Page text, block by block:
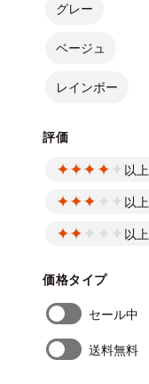
グレー
ベージュ
レインボー
評価
以上
以上
以上
価格タイプ
セール中
送料無料